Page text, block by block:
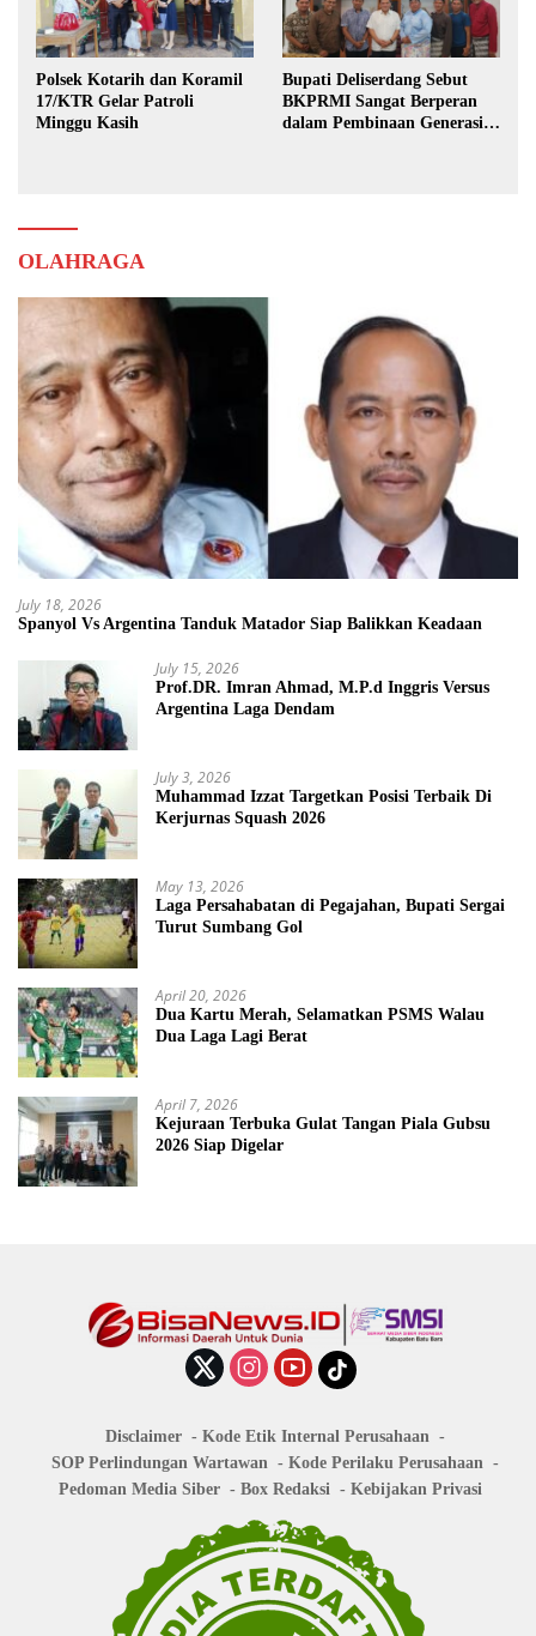
Polsek Kotarih dan Koramil
17/KTR Gelar Patroli
Minggu Kasih
Bupati Deliserdang Sebut
BKPRMI Sangat Berperan
dalam Pembinaan Generasi
OLAHRAGA
July 18, 2026
Spanyol Vs Argentina Tanduk Matador Siap Balikkan Keadaan
July 15, 2026
Prof.DR. Imran Ahmad, M.P.d Inggris Versus
Argentina Laga Dendam
July 3, 2026
Muhammad Izzat Targetkan Posisi Terbaik Di
Kerjurnas Squash 2026
May 13, 2026
Laga Persahabatan di Pegajahan, Bupati Sergai
Turut Sumbang Gol
April 20, 2026
Dua Kartu Merah, Selamatkan PSMS Walau
Dua Laga Lagi Berat
April 7, 2026
Kejuraan Terbuka Gulat Tangan Piala Gubsu
2026 Siap Digelar
Disclaimer
Kode Etik Internal Perusahaan
SOP Perlindungan Wartawan
Kode Perilaku Perusahaan
Pedoman Media Siber
Box Redaksi Kebijakan Privasi